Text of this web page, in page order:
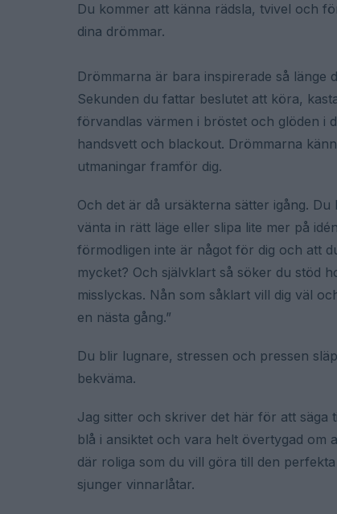
Du kommer att känna rädsla, tvivel och
dina drömmar.
Drömmarna är bara inspirerade så
Sekunden du fattar beslutet att köra,
förvandlas värmen i bröstet och glöden i
handsvett och blackout. Drömmarna
utmaningar framför dig.
Och det är då ursäkterna sätter igång.
vänta in rätt läge eller slipa lite mer på
förmodligen inte är något för dig och att
mycket? Och självklart så söker du stöd
misslyckas. Nån som såklart vill dig väl
en nästa gång.”
Du blir lugnare, stressen och pressen
bekväma.
Jag sitter och skriver det här för att säga
blå i ansiktet och vara helt övertygad
där roliga som du vill göra till den
sjunger vinnarlåtar.